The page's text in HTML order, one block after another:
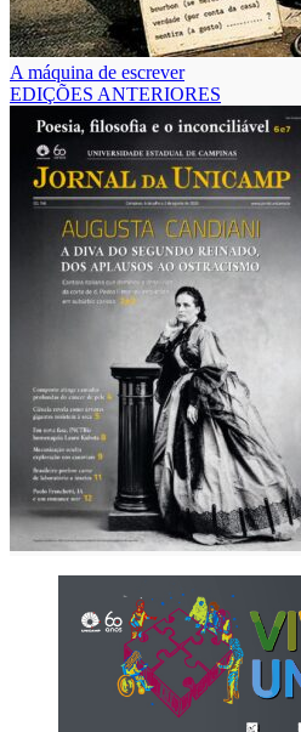
A máquina de escrever
EDIÇÕES ANTERIORES